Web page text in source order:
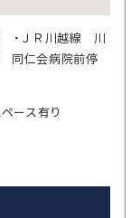
・ＪＲ川越線 川
仁会病院前停
ース有り